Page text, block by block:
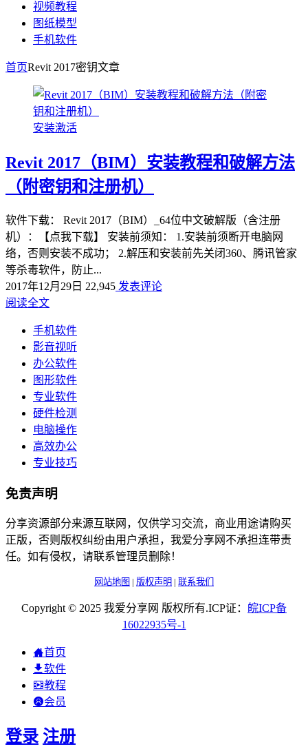
视频教程
图纸模型
手机软件
首页Revit 2017密钥文章
安装激活
Revit 2017（BIM）安装教程和破解方法
（附密钥和注册机）
软件下载： Revit 2017（BIM）_64位中文破解版（含注册
机）：【点我下载】 安装前须知： 1.安装前须断开电脑网
络，否则安装不成功； 2.解压和安装前先关闭360、腾讯管家
等杀毒软件，防止...
2017年12月29日 22,945 发表评论
阅读全文
手机软件
影音视听
办公软件
图形软件
专业软件
硬件检测
电脑操作
高效办公
专业技巧
免责声明
分享资源部分来源互联网，仅供学习交流，商业用途请购买
正版，否则版权纠纷由用户承担，我爱分享网不承担连带责
任。如有侵权，请联系管理员删除！
网站地图 | 版权声明 | 联系我们
Copyright © 2025 我爱分享网 版权所有.ICP证： 皖ICP备
16022935号-1
首页
软件
教程
会员
登录 注册